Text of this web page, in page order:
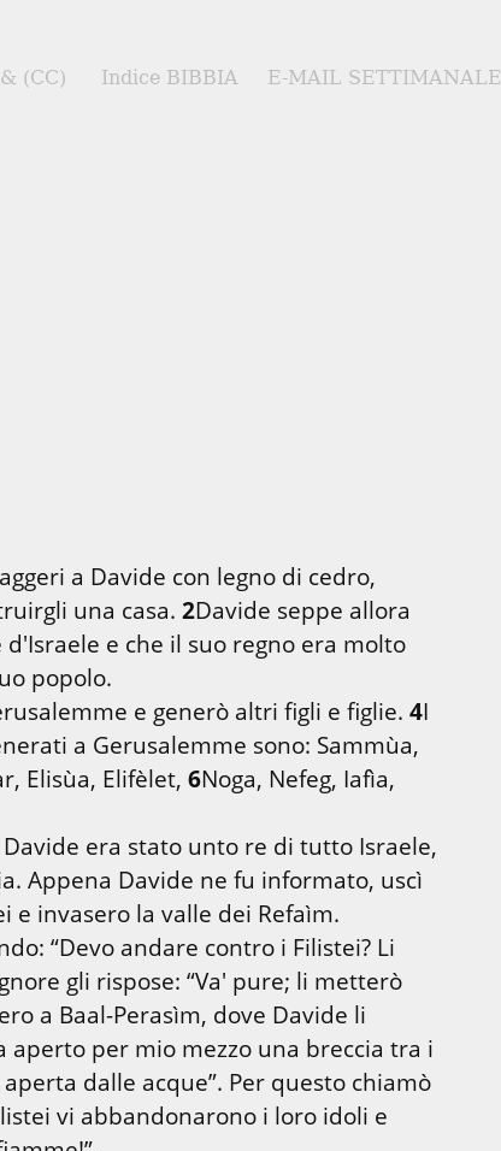
(CC) Indice BIBBIA E-MAIL SETTIMANALE
a Davide con legno di cedro,
una casa. 2Davide seppe allora
e che il suo regno era molto
e generò altri figli e figlie. 4I
a Gerusalemme sono: Sammùa,
Elisùa, Elifèlet, 6
era stato unto re di tutto Israele,
Appena Davide ne fu informato, uscì
“Devo andare contro i Filistei? Li
gli rispose: “Va' pure; li metterò
a Baal-Perasìm, dove Davide li
aperto per mio mezzo una breccia tra i
dalle acque”. Per questo chiamò
vi abbandonarono i loro idoli e